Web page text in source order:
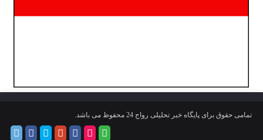
تمامی حقوق برای پایگاه خبر تحلیلی رواج 24 محفوظ می باشد.